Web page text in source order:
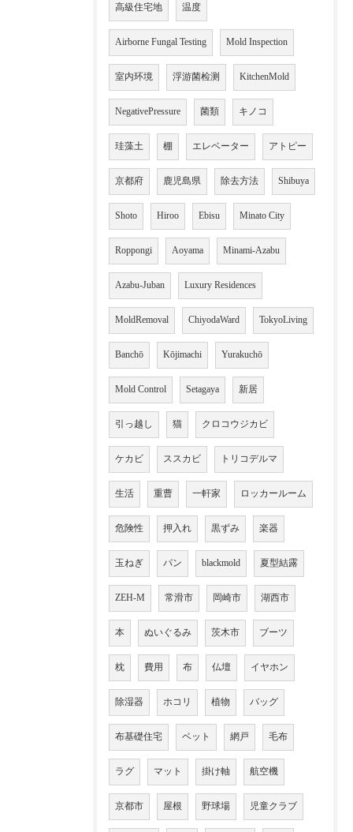
高級住宅地 温度
Airborne Fungal Testing Mold Inspection
室内环境 浮游菌检测 KitchenMold
NegativePressure 菌類 キノコ
珪藻土 棚 エレベーター アトピー
京都府 鹿児島県 除去方法 Shibuya
Shoto Hiroo Ebisu Minato City
Roppongi Aoyama Minami-Azabu
Azabu-Juban Luxury Residences
MoldRemoval ChiyodaWard TokyoLiving
Banchō Kōjimachi Yurakuchō
Mold Control Setagaya 新居
引っ越し 猫 クロコウジカビ
ケカビ ススカビ トリコデルマ
生活 重曹 一軒家 ロッカールーム
危険性 押入れ 黒ずみ 楽器
玉ねぎ パン blackmold 夏型結露
ZEH-M 常滑市 岡崎市 湖西市
本 ぬいぐるみ 茨木市 ブーツ
枕 費用 布 仏壇 イヤホン
除湿器 ホコリ 植物 バッグ
布基礎住宅 ベット 網戸 毛布
ラグ マット 掛け軸 航空機
京都市 屋根 野球場 児童クラブ